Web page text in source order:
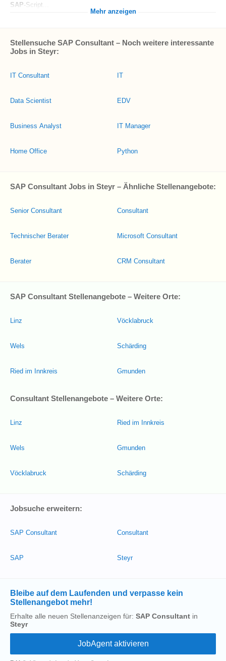
SAP-Script...
Mehr anzeigen
Stellensuche SAP Consultant – Noch weitere interessante
Jobs in Steyr:
IT Consultant
Data Scientist
Business Analyst
Home Office
IT
EDV
IT Manager
Python
SAP Consultant Jobs in Steyr – Ähnliche Stellenangebote:
Senior Consultant
Technischer Berater
Berater
Consultant
Microsoft Consultant
CRM Consultant
SAP Consultant Stellenangebote – Weitere Orte:
Linz
Wels
Ried im Innkreis
Vöcklabruck
Schärding
Gmunden
Consultant Stellenangebote – Weitere Orte:
Linz
Wels
Vöcklabruck
Ried im Innkreis
Gmunden
Schärding
Jobsuche erweitern:
SAP Consultant
SAP
Consultant
Steyr
Bleibe auf dem Laufenden und verpasse kein
Stellenangebot mehr!
Erhalte alle neuen Stellenanzeigen für: SAP Consultant in
Steyr